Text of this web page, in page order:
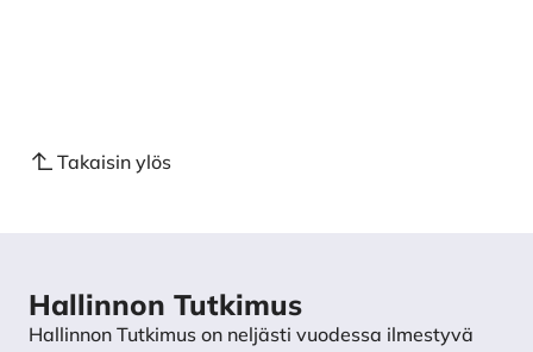
Takaisin ylös
Hallinnon Tutkimus
Hallinnon Tutkimus on neljästi vuodessa ilmestyvä